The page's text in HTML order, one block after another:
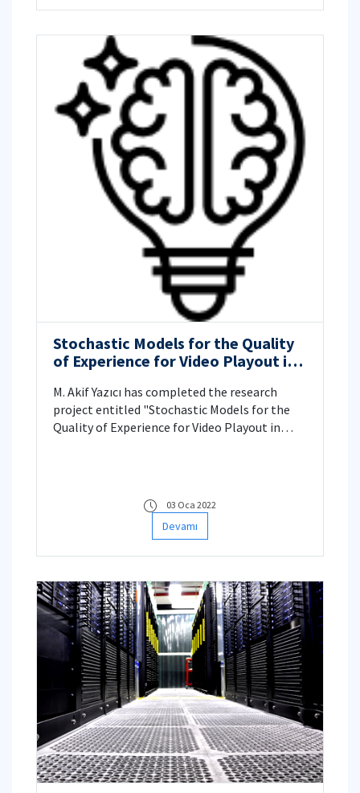
Stochastic Models for the Quality
of Experience for Video Playout in
M. Akif Yazıcı has completed the research
project entitled "Stochastic Models for the
Quality of Experience for Video Playout in
03 Oca 2022
Devamı